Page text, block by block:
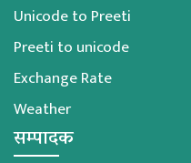
Unicode to Preeti
Preeti to unicode
Exchange Rate
Weather
सम्पादक